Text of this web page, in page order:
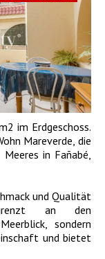
im Erdgeschoss.
Mareverde, die
in Fañabé,
und Qualität
an den
sondern
und bietet